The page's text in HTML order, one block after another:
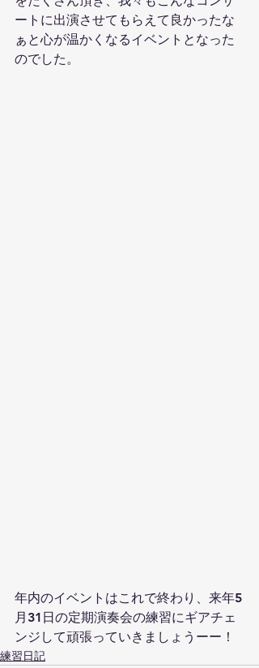
ートに出演させてもらえて良かったな
ぁと心が温かくなるイベントとなった
のでした。
年内のイベントはこれで終わり、来年5
月31日の定期演奏会の練習にギアチェ
ンジして頑張っていきましょうーー！
練習日記